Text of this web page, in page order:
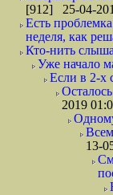
[912] 25-04-
Есть
неделя, как
Кто-нить
Уже начало
Если в 2-х
2019
13-